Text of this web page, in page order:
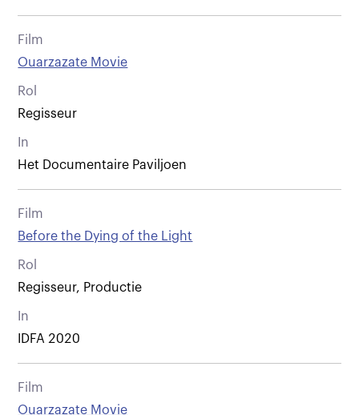
Film
Ouarzazate Movie
Rol
Regisseur
In
Het Documentaire Paviljoen
Film
Before the Dying of the Light
Rol
Regisseur, Productie
In
IDFA 2020
Film
Ouarzazate Movie